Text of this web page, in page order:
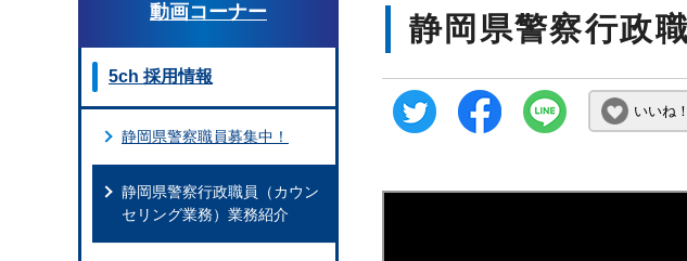
静岡県警察行政
いいね！
動画コーナー
5ch 採用情報
静岡県警察職員募集中！
静岡県警察行政職員（カウン
セリング業務）業務紹介